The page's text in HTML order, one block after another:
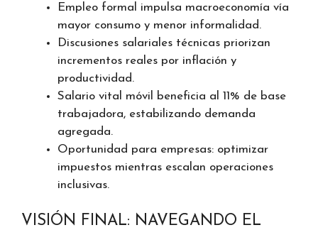
Empleo formal impulsa macroeconomía vía
mayor consumo y menor informalidad.
Discusiones salariales técnicas priorizan
incrementos reales por inflación y
productividad.
Salario vital móvil beneficia al 11% de base
trabajadora, estabilizando demanda
agregada.
Oportunidad para empresas: optimizar
impuestos mientras escalan operaciones
inclusivas.
VISIÓN FINAL: NAVEGANDO EL